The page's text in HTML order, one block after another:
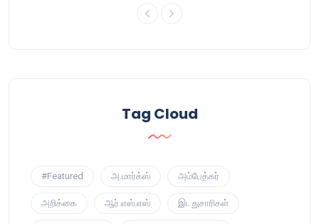
Tag Cloud
#Featured அ.மார்க்ஸ் அம்பேத்கர்
அறிக்கை ஆர்.எஸ்.எஸ் இடதுசாரிகள்